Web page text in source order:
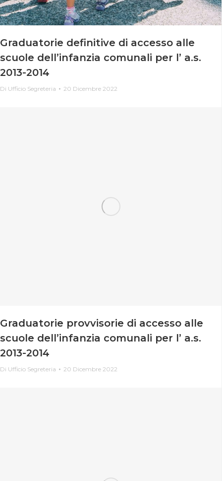
Graduatorie definitive di accesso alle
scuole dell’infanzia comunali per l’ a.s.
2013-2014
Di Ufficio Segreteria 20 Dicembre 2022
Graduatorie provvisorie di accesso alle
scuole dell’infanzia comunali per l’ a.s.
2013-2014
Di Ufficio Segreteria 20 Dicembre 2022